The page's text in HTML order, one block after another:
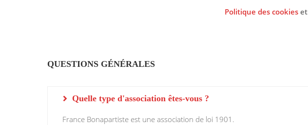
Politique des cookieset
QUESTIONS GÉNÉRALES
Quelle type d'association êtes-vous ?
France Bonapartiste est une association de loi 1901.